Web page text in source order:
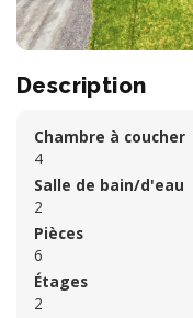
Description
Chambre à coucher
4
Salle de bain/d'eau
2
Pièces
6
Étages
2